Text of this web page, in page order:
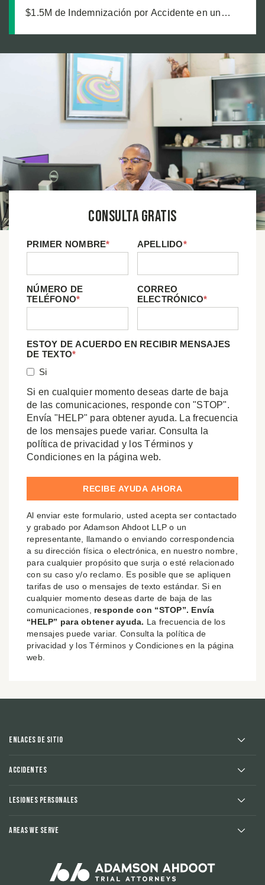
$1.5M de Indemnización por Accidente en un
Consulta Gratis
PRIMER NOMBRE* APELLIDO*
NÚMERO DE
TELÉFONO*
CORREO
ELECTRÓNICO*
ESTOY DE ACUERDO EN RECIBIR MENSAJES
DE TEXTO*
Si
Si en cualquier momento deseas darte de baja
de las comunicaciones, responde con "STOP".
Envía "HELP" para obtener ayuda. La frecuencia
de los mensajes puede variar. Consulta la
política de privacidad y los Términos y
Condiciones en la página web.
Al enviar este formulario, usted acepta ser contactado
y grabado por Adamson Ahdoot LLP o un
representante, llamando o enviando correspondencia
a su dirección física o electrónica, en nuestro nombre,
para cualquier propósito que surja o esté relacionado
con su caso y/o reclamo. Es posible que se apliquen
tarifas de uso o mensajes de texto estándar. Si en
cualquier momento deseas darte de baja de las
comunicaciones, responde con “STOP”. Envía
“HELP” para obtener ayuda. La frecuencia de los
mensajes puede variar. Consulta la política de
privacidad y los Términos y Condiciones en la página
web.
Enlaces de sitio
Accidentes
Lesiones Personales
Areas We Serve